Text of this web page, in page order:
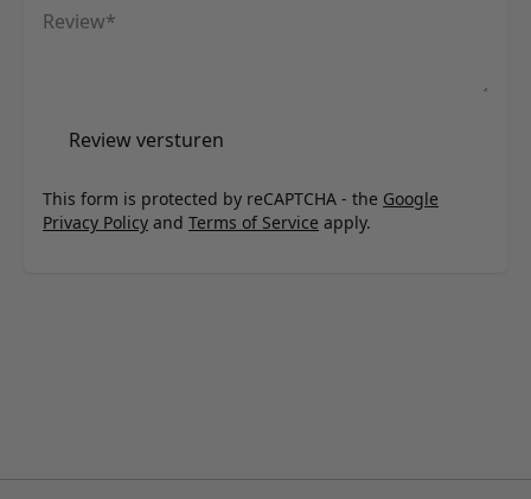
Review
Review versturen
This form is protected by reCAPTCHA - the Google
Privacy Policy and Terms of Service apply.